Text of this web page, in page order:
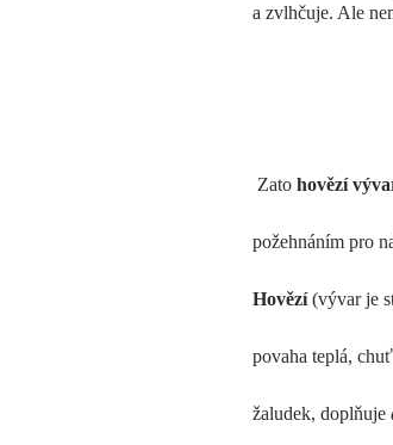
a zvlhčuje. Ale
Zato hovězí
požehnáním pro
Hovězí(vývar je
povaha teplá,
žaludek, doplňuje